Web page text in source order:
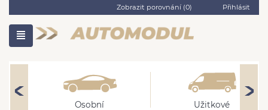
Zobrazit porovnání (0) Přihlásit
Osobní Užitkové